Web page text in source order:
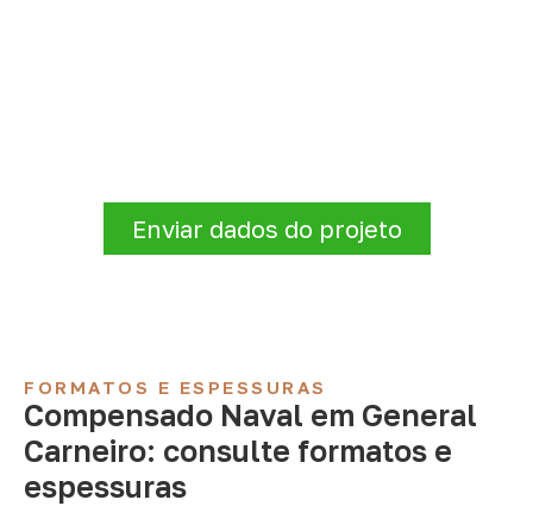
Enviar dados do projeto
FORMATOS E ESPESSURAS
Compensado Naval em General
Carneiro: consulte formatos e
espessuras